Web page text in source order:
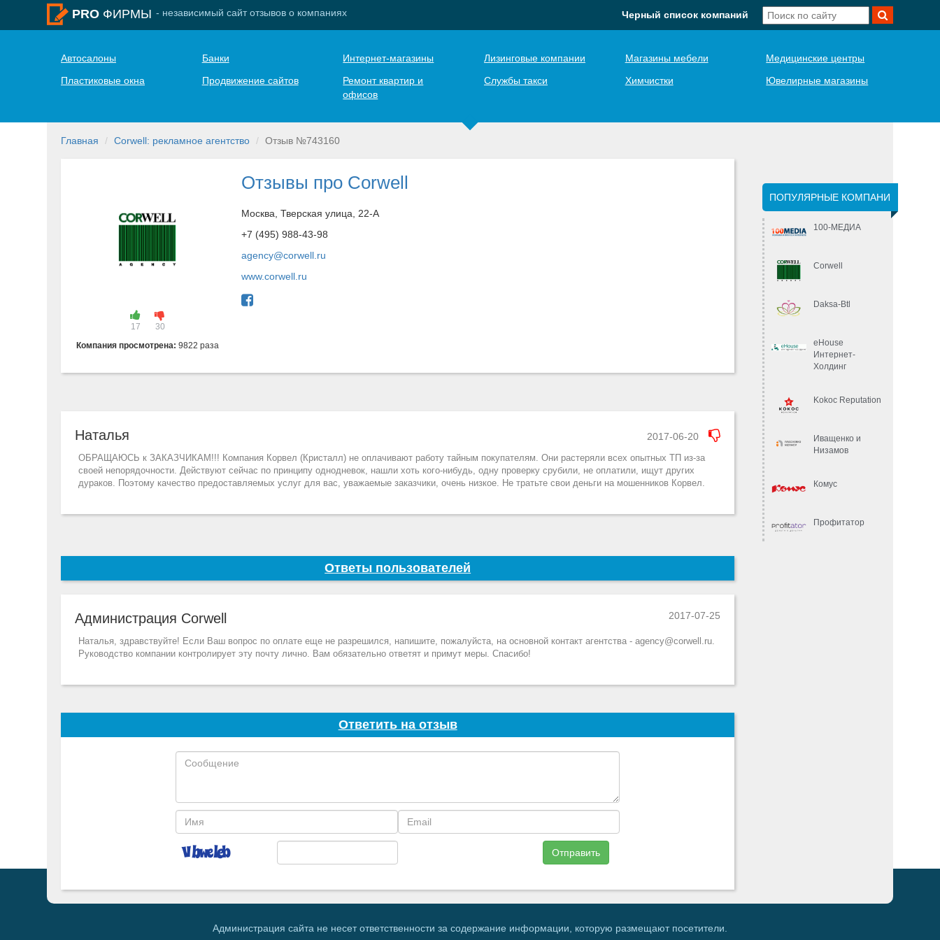
PRO ФИРМЫ - независимый сайт отзывов о компаниях Черный список компаний
Автосалоны Банки Интернет-магазины Лизинговые компании Магазины мебели
Медицинские центры
Пластиковые окна
Продвижение сайтов
Ремонт квартир и
офисов
Службы такси Химчистки Ювелирные магазины
Главная Corwell: рекламное агентство Отзыв №743160
17
30
Компания просмотрена:9822 раза
Отзывы про Corwell
Москва, Тверская улица, 22-А
+7 (495) 988-43-98
agency@corwell.ru
www.corwell.ru
Наталья 2017-06-20
ОБРАЩАЮСЬ к ЗАКАЗЧИКАМ!!! Компания Корвел (Кристалл) не оплачивают работу тайным покупателям. Они растеряли всех опытных ТП из-за
своей непорядочности. Действуют сейчас по принципу однодневок, нашли хоть кого-нибудь, одну проверку срубили, не оплатили, ищут других
дураков. Поэтому качество предоставляемых услуг для вас, уважаемые заказчики, очень низкое. Не тратьте свои деньги на мошенников Корвел.
Ответы пользователей
Администрация Corwell 2017-07-25
Наталья, здравствуйте! Если Ваш вопрос по оплате еще не разрешился, напишите, пожалуйста, на основной контакт агентства - agency@corwell.ru.
Руководство компании контролирует эту почту лично. Вам обязательно ответят и примут меры. Спасибо!
Ответить на отзыв
Отправить
ПОПУЛЯРНЫЕ КОМПАНИ
100-МЕДИА
Corwell
Daksa-Btl
eHouse
Интернет-
Холдинг
Kokoc Reputation
Иващенко и
Низамов
Комус
Профитатор
Администрация сайта не несет ответственности за содержание информации, которую размещают посетители.